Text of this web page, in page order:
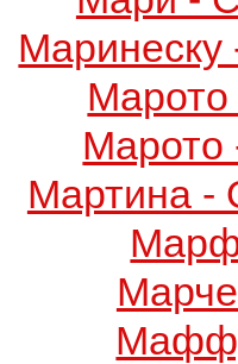
Марото
Марото
Мартина -